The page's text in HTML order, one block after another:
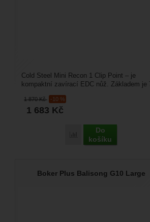
1 870Kč -10 %
1 683 Kč
Porovnat
Do
košíku
Cold Steel Mini Recon 1 Clip Point – je
kompaktní zavírací EDC nůž. Základem je
Boker Plus Balisong G10 Large